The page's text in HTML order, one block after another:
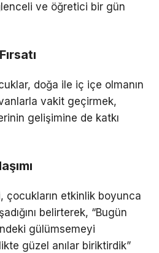
ve öğretici bir gün
doğa ile iç içe olmanın
vakit geçirmek,
gelişimine de katkı
çocukların etkinlik boyunca
belirterek, “Bugün
gülümsemeyi
güzel anılar biriktirdik”